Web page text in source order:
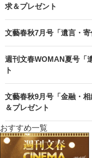
求＆プレゼント
文藝春秋7月号「遺言・
週刊文春WOMAN夏号「
ト
文藝春秋9月号「金融・
＆プレゼント
おすすめ一覧